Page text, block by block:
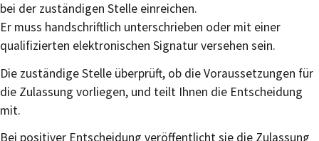
bei der zuständigen Stelle einreichen.
Er muss handschriftlich unterschrieben oder mit einer
qualifizierten elektronischen Signatur versehen sein.
Die zuständige Stelle überprüft, ob die Voraussetzungen für
die Zulassung vorliegen, und teilt Ihnen die Entscheidung
mit.
Bei positiver Entscheidung veröffentlicht sie die Zulassung